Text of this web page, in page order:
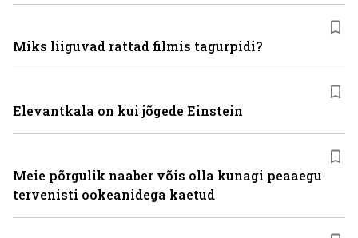
Miks liiguvad rattad filmis tagurpidi?
Elevantkala on kui jõgede Einstein
Meie põrgulik naaber võis olla kunagi peaaegu
tervenisti ookeanidega kaetud